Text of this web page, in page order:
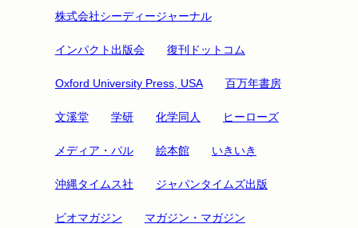
株式会社シーディージャーナル
インパクト出版会 復刊ドットコム
Oxford University Press, USA 百万年書房
文溪堂 学研 化学同人 ヒーローズ
メディア・パル 絵本館 いきいき
沖縄タイムス社 ジャパンタイムズ出版
ビオマガジン マガジン・マガジン